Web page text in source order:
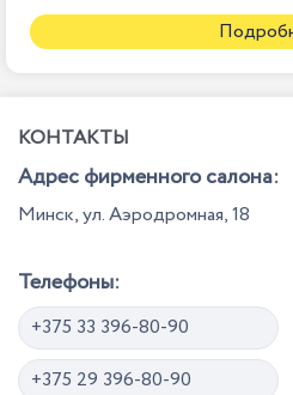
КОНТАКТЫ
Адрес фирменного салона:
Минск, ул. Аэродромная, 18
Телефоны:
+375 33 396-80-90
+375 29 396-80-90